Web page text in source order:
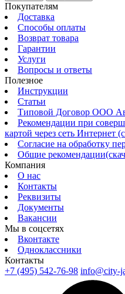
Покупателям
Доставка
Способы оплаты
Возврат товара
Гарантии
Услуги
Вопросы и ответы
Полезное
Инструкции
Статьи
Типовой Договор ООО
Рекомендации при
картой через сеть Интернет
Согласие на обработку
Общие
Компания
О нас
Контакты
Реквизиты
Документы
Вакансии
Мы в соцсетях
Вконтакте
Одноклассники
Контакты
+7 (495) 542-76-98 info@city-